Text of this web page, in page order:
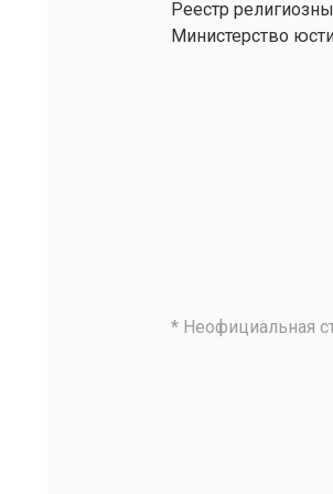
Реестр
Министерство
* Неофициальная